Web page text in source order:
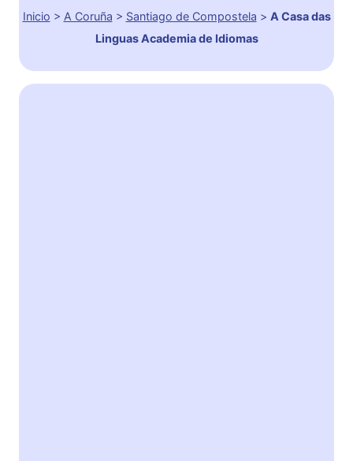
Inicio > A Coruña > Santiago de Compostela > A Casa das
Linguas Academia de Idiomas